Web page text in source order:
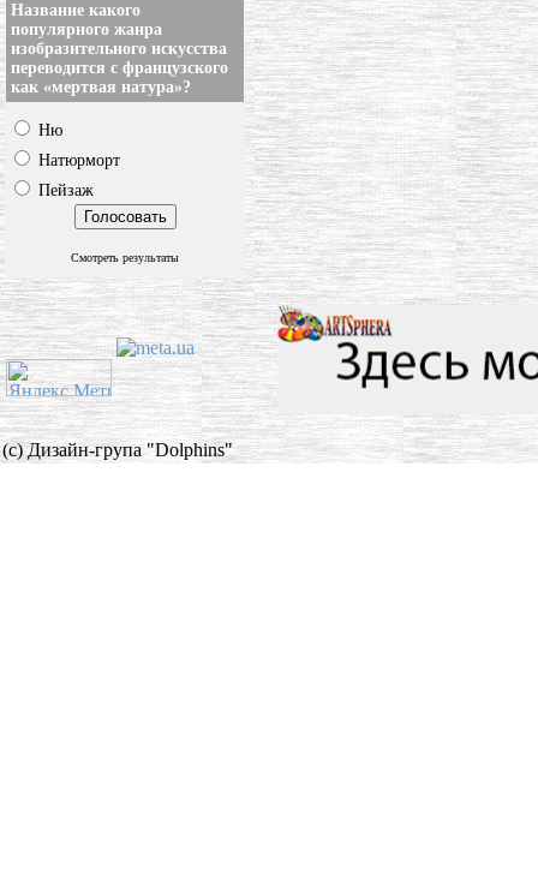
Название какого
популярного жанра
изобразительного искусства
переводится с французского
как «мертвая натура»?
Ню
Натюрморт
Пейзаж
Смотреть результаты
(c) Дизайн-група "Dolphins"